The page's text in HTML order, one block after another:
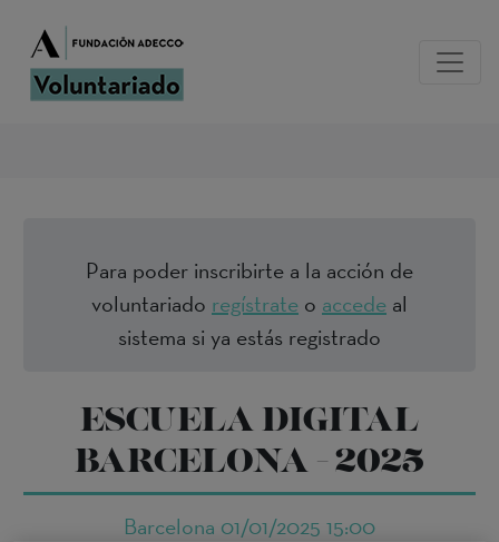
Para poder inscribirte a la acción de
voluntariado regístrate o accede al
sistema si ya estás registrado
ESCUELA DIGITAL
BARCELONA - 2025
Barcelona 01/01/2025 15:00